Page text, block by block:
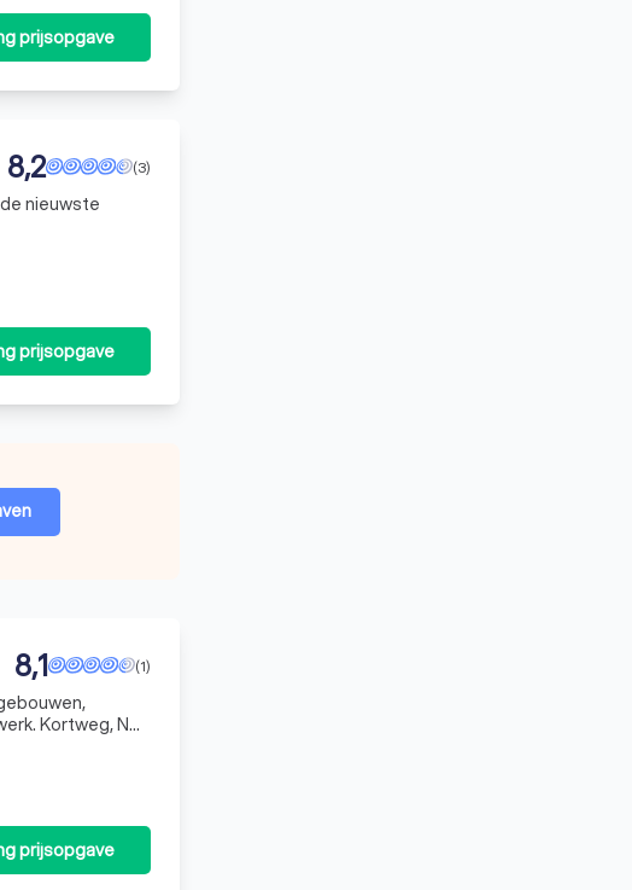
prijsopgave
(3)
8,2
nieuwste
prijsopgave
(1)
8,1
Kortweg, NC
prijsopgave